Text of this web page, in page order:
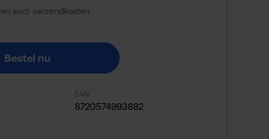
excl. verzendkosten
Bestel nu
EAN:
8720574993882